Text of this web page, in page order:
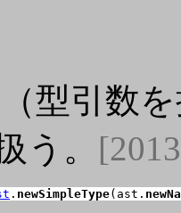
型引数
う。
. newSimpleType(ast.